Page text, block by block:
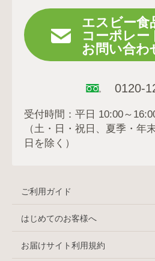
エスビー食
コーポレー
お問い合わ
0120-
受付時間：平日 10:00～
（土・日・祝日、夏季・年
日を除く）
ご利用ガイド
はじめてのお客様へ
お届けサイト利用規約